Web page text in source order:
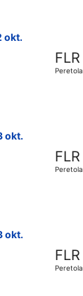
okt.
FLR
Peretola
okt.
FLR
Peretola
okt.
FLR
Peretola